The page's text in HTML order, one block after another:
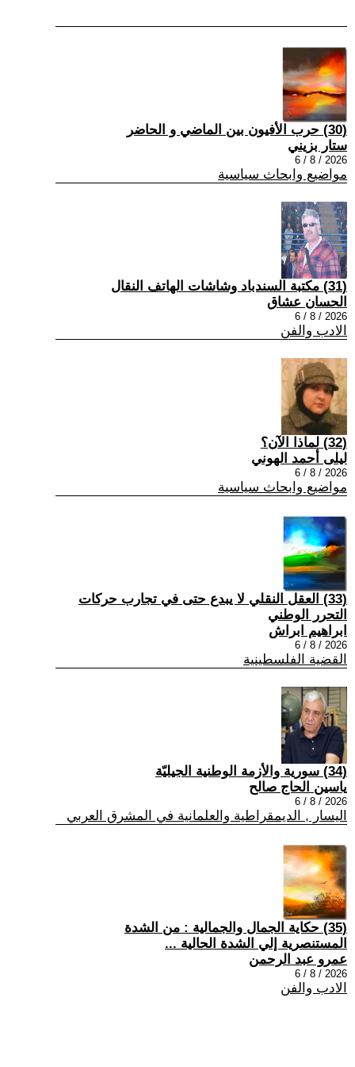
(30) حرب الأفيون بين الماضي و الحاضر
ستار بزيني
2026 / 8 / 6
مواضيع وابحاث سياسية
(31) مكتبة السندباد وشاشات الهاتف النقال
الحسان عشاق
2026 / 8 / 6
الادب والفن
(32) لماذا الآن؟
ليلى أحمد الهوني
2026 / 8 / 6
مواضيع وابحاث سياسية
(33) العقل النقلي لا يبدع حتى في تجارب حركات
التحرر الوطني
ابراهيم ابراش
2026 / 8 / 6
القضية الفلسطينية
(34) سورية والأزمة الوطنية الجيليّة
ياسين الحاج صالح
2026 / 8 / 6
اليسار , الديمقراطية والعلمانية في المشرق العربي
(35) حكاية الجمال والجمالية : من الشدة
المستنصرية إلي الشدة الحالية ...
عمرو عبد الرحمن
2026 / 8 / 6
الادب والفن